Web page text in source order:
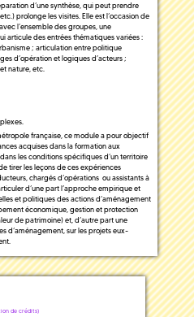
d’une synthèse, qui peut prendre
prolonge les visites. Elle est l’occasion de
l’ensemble des groupes, une
articule des entrées thématiques variées :
; articulation entre politique
d’opération et logiques d’acteurs ;
nature, etc.
française, ce module a pour objectif
acquises dans la formation aux
les conditions spécifiques d’un territoire
tirer les leçons de ces expériences
chargés d’opérations ou assistants à
d’une part l’approche empirique et
et politiques des actions d’aménagement
économique, gestion et protection
de patrimoine) et, d’autre part une
d’aménagement, sur les projets eux-
de crédits)